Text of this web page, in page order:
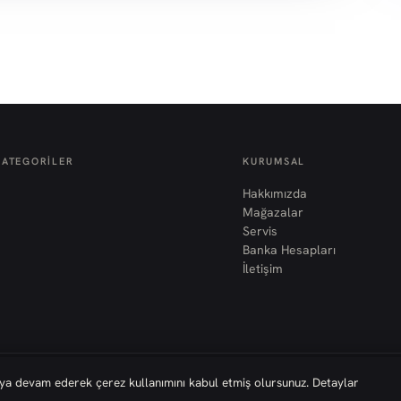
KURUMSAL
Hakkımızda
Mağazalar
Servis
Banka Hesapları
İletişim
ederek çerez kullanımını kabul etmiş olursunuz. Detaylar